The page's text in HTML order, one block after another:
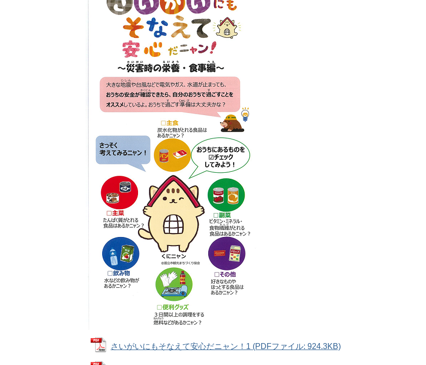
さいがいにもそなえて安心だニャン！1 (PDFファイル: 924.3KB)